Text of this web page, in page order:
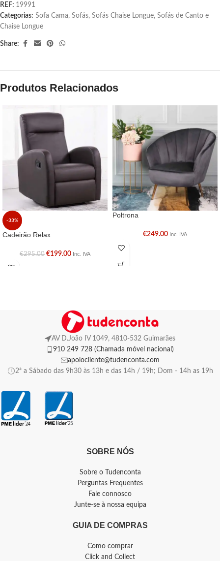
REF: 19991
Categorias: Sofa Cama, Sofás, Sofás Chaise Longue, Sofás de Canto e
Chaise Longue
Share:
Produtos Relacionados
-33%
Cadeirão Relax
€295.00 €199.00 Inc. IVA
Poltrona
€249.00 Inc. IVA
AV D.João IV 1049, 4810-532 Guimarães
910 249 728 (Chamada móvel nacional)
apoiocliente@tudenconta.com
2ª a Sábado das 9h30 às 13h e das 14h / 19h; Dom - 14h as 19h
SOBRE NÓS
Sobre o Tudenconta
Perguntas Frequentes
Fale connosco
Junte-se à nossa equipa
GUIA DE COMPRAS
Como comprar
Click and Collect